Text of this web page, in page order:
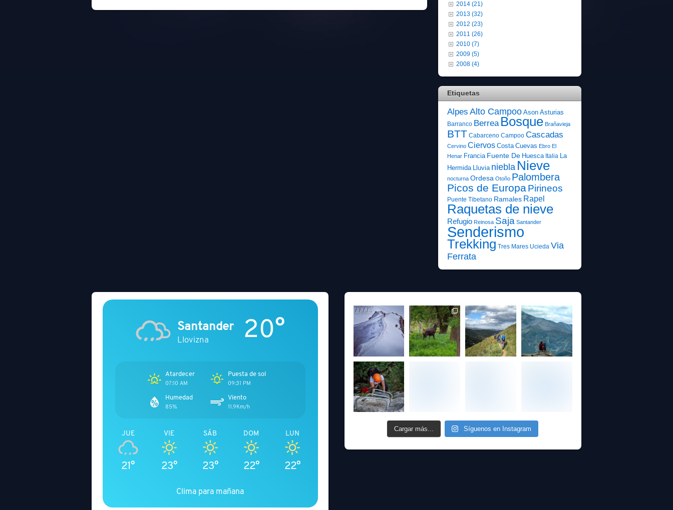
2014 (21)
2013 (32)
2012 (23)
2011 (26)
2010 (7)
2009 (5)
2008 (4)
Etiquetas
Alpes Alto Campoo Ason Asturias
Barranco Berrea Bosque Brañavieja
BTT Cabarceno Campoo Cascadas
Cervino Ciervos Costa Cuevas Ebro El
Henar Francia Fuente De Huesca Italia
La
Hermida
Lluvia niebla Nieve
nocturna Ordesa Otoño Palombera
Picos de EuropaPirineos
Puente Tibetano Ramales Rapel
Raquetas de nieve
Refugio Reinosa Saja Santander
Senderismo
Trekking Tres Mares Ucieda Via
Ferrata
Santander
Llovizna 20°
Atardecer
07:10 AM
Puesta de sol
09:31 PM
Humedad
85%
Viento
11.9Km/h
JUE
21°
VIE
23°
SÁB
23°
DOM
22°
LUN
22°
Clima para mañana
Cargar más... Síguenos en Instagram